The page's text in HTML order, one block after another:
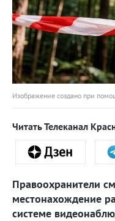
Изображение создано при
Читать Телеканал
Правоохранители
местонахождение
системе